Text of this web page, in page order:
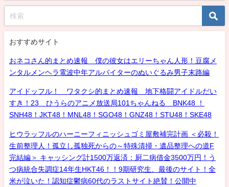
おすすめサイト
おネコさん的まとめ速報 僕の彼女はエリーちゃん人形！豆腐メ
ンタルメンヘラ電波中年アルバイターのぬいぐるみ男子末路編
アイドッフル！ ワタクシ的まとめ速報 地下格闘アイドルだい
すき！23 ひうらのアニメ放送局101ちゃんねる BNK48 ！
SNH48！JKT48！MNL48！SGO48！GNZ48！STU48！SKE48
ヒウラッフルのハーニーフィニッシュゴミ屋敷補完計画 ＜必殺！
生前整理人！孤立し孤独死からの～特殊清掃・遺品整理への道F
完結編＞ キャッシング計1500万返済：厨二病借金3500万円！う
つ病統合失調症14年生HKT46！！9期研究生、最後のサイト！全
米が泣いた！認知症鬱病60代のラストサイト絶賛！公開中